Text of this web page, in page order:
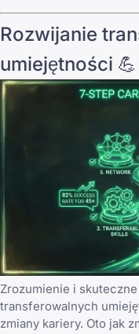
Rozwijanie
umiejętności 💪
Zrozumienie i
transferowalnych
zmiany kariery. Oto jak